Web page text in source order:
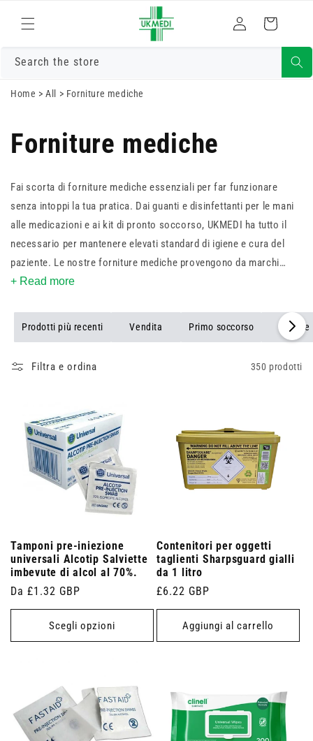
direttamente
ai contenuti
Accedi Carrello
Search the store
Home >All > Forniture mediche
Forniture mediche
Fai scorta di forniture mediche essenziali per far funzionare
senza intoppi la tua pratica. Dai guanti e disinfettanti per le mani
alle medicazioni e ai kit di pronto soccorso, UKMEDI ha tutto il
necessario per mantenere elevati standard di igiene e cura del
paziente. Le nostre forniture mediche provengono da marchi
affidabili e vengono fornite con la nostra garanzia di
gratuita per ordini superiori a £ 25. Acquista ora e assicurati di
+ Read more
Prodotti più recenti Vendita Primo soccorso Bende
Filtra e ordina 350 prodotti
Tamponi pre-iniezione
universali Alcotip Salviette
imbevute di alcol al 70%.
Prezzo
di
Da £1.32 GBP
Scegli opzioni
Contenitori per oggetti
taglienti Sharpsguard gialli
da 1 litro
Prezzo
di
listino
£6.22 GBP
Aggiungi al carrello